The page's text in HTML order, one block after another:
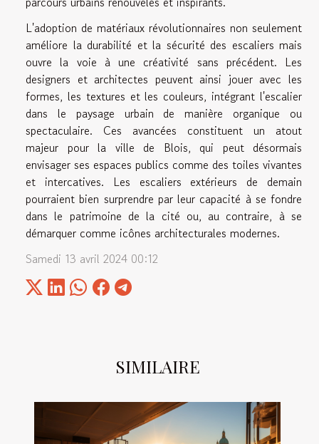
SIMILAIRE
L'adoption de matériaux révolutionnaires non seulement
améliore la durabilité et la sécurité des escaliers mais
ouvre la voie à une créativité sans précédent. Les
designers et architectes peuvent ainsi jouer avec les
formes, les textures et les couleurs, intégrant l'escalier
dans le paysage urbain de manière organique ou
spectaculaire. Ces avancées constituent un atout
majeur pour la ville de Blois, qui peut désormais
envisager ses espaces publics comme des toiles vivantes
et intercatives. Les escaliers extérieurs de demain
pourraient bien surprendre par leur capacité à se fondre
dans le patrimoine de la cité ou, au contraire, à se
démarquer comme icônes architecturales modernes.
Samedi 13 avril 2024 00:12